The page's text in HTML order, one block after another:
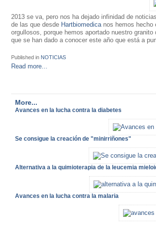
2013 se va, pero nos ha dejado infinidad de
de las que desde Hartbiomedicanos hemos hecho
orgullosos, porque hemos aportado nuestro
que se han dado a conocer este año que está a
Published in NOTICIAS
Read more...
More...
Avances en la lucha contra la diabetes
Se consigue la creación de "minirriñones"
Alternativa a la quimioterapia de la leucemia
Avances en la lucha contra la malaria